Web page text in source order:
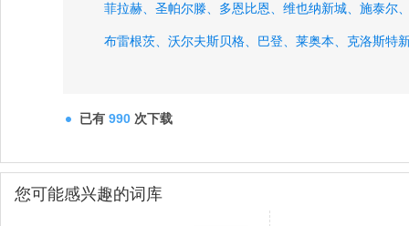
菲拉赫、 圣帕尔滕、 多恩比恩、 维也纳新城、 施泰尔
布雷根茨、 沃尔夫斯贝格、 巴登、 莱奥本、 克洛斯特
已有 990 次下载
您可能感兴趣的词库